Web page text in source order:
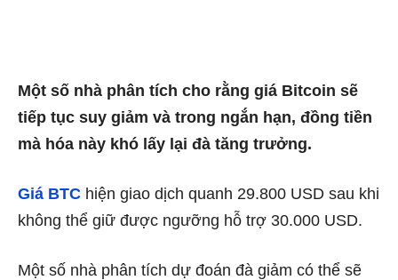
Một số nhà phân tích cho rằng giá Bitcoin sẽ
tiếp tục suy giảm và trong ngắn hạn, đồng tiền
mà hóa này khó lấy lại đà tăng trưởng.
Giá BTC hiện giao dịch quanh 29.800 USD sau khi
không thể giữ được ngưỡng hỗ trợ 30.000 USD.
Một số nhà phân tích dự đoán đà giảm có thể sẽ